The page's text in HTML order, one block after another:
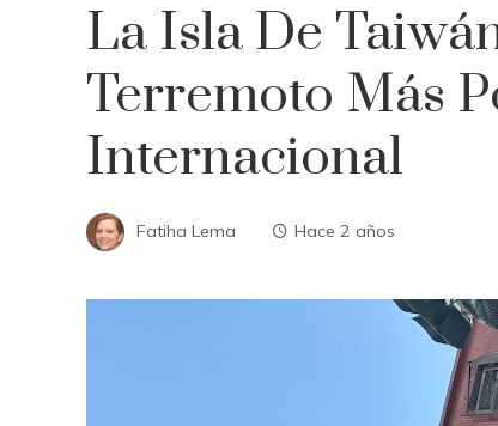
La Isla De
Terremoto Más
Internacional
Fatiha Lema Hace 2 años